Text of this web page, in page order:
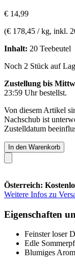
€ 14,99
(€ 178,45 / kg, inkl.
Inhalt: 20 Teebeutel
Noch 2 Stück auf
Zustellung bis
23:59 Uhrbestellst.
Von diesem Artikel
Nachschub ist
Zustelldatum
In den Warenkorb
Österreich:
Weitere Infos zu
Eigenschaften
Feinster loser
Edle
Blumiges